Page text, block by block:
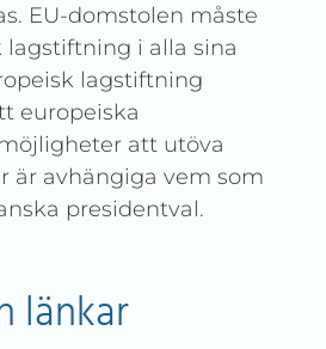
EU-domstolen måste
lagstiftning i alla sina
lagstiftning
europeiska
att utöva
är avhängiga vem som
presidentval.
länkar